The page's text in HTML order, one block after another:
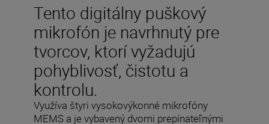
Tento digitálny puškový
mikrofón je navrhnutý pre
tvorcov, ktorí vyžadujú
pohyblivosť, čistotu a
kontrolu.
Využíva štyri vysokovýkonné mikrofóny
MEMS a je vybavený dvomi prepínateľnými